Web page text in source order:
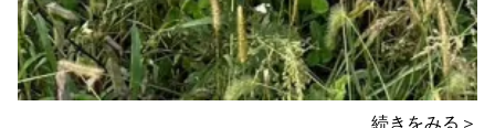
続きをみる＞